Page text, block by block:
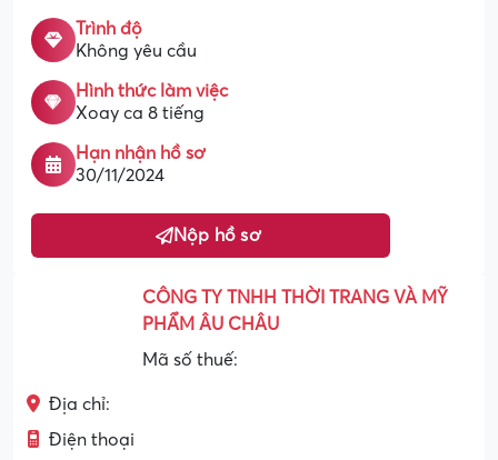
Trình độ
Không yêu cầu
Hình thức làm việc
Xoay ca 8 tiếng
Hạn nhận hồ sơ
30/11/2024
Nộp hồ sơ
CÔNG TY TNHH THỜI TRANG VÀ MỸ
PHẨM ÂU CHÂU
Mã số thuế:
Địa chỉ:
Điện thoại